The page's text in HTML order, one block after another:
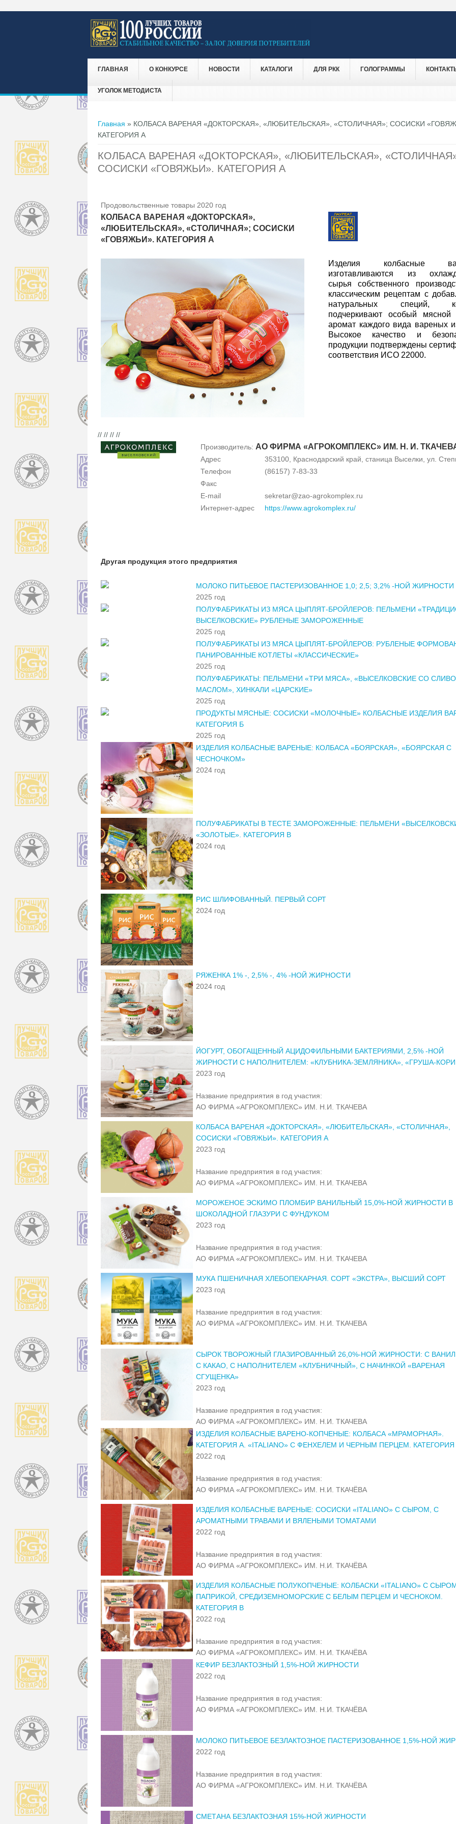
ГЛАВНАЯ О КОНКУРСЕ НОВОСТИ КАТАЛОГИ ДЛЯ РКК ГОЛОГРАММЫ
УГОЛОК МЕТОДИСТА
Вы здесь
Главная » КОЛБАСА ВАРЕНАЯ «ДОКТОРСКАЯ», «ЛЮБИТЕЛЬСКАЯ», «СТОЛИЧНАЯ»; СОСИСКИ
КАТЕГОРИЯ А
КОЛБАСА ВАРЕНАЯ «ДОКТОРСКАЯ», «ЛЮБИТЕЛЬСКАЯ»,
СОСИСКИ «ГОВЯЖЬИ». КАТЕГОРИЯ А
Продовольственные товары 2020 год
КОЛБАСА ВАРЕНАЯ «ДОКТОРСКАЯ»,
«ЛЮБИТЕЛЬСКАЯ», «СТОЛИЧНАЯ»; СОСИСКИ
«ГОВЯЖЬИ». КАТЕГОРИЯ А
Изделия колбасные
изготавливаются из
сырья собственного
классическим рецептам с
натуральных специй,
подчеркивают особый мясной
аромат каждого вида вареных
Высокое качество и
продукции подтверждены
соответствия ИСО 22000.
// // // //
Производитель: АО ФИРМА «АГРОКОМПЛЕКС» ИМ. Н. И.
Адрес
353100, Краснодарский край, станица Выселки, ул.
Телефон
(86157) 7-83-33
Факс
E-mail
sekretar@zao-agrokomplex.ru
Интернет-адрес
https://www.agrokomplex.ru/
Другая продукция этого предприятия
МОЛОКО ПИТЬЕВОЕ ПАСТЕРИЗОВАННОЕ 1,0; 2,5; 3,2% -НОЙ ЖИРНОСТИ
2025 год
ПОЛУФАБРИКАТЫ ИЗ МЯСА ЦЫПЛЯТ-БРОЙЛЕРОВ: ПЕЛЬМЕНИ
ВЫСЕЛКОВСКИЕ» РУБЛЕНЫЕ ЗАМОРОЖЕННЫЕ
2025 год
ПОЛУФАБРИКАТЫ ИЗ МЯСА ЦЫПЛЯТ-БРОЙЛЕРОВ: РУБЛЕНЫЕ
ПАНИРОВАННЫЕ КОТЛЕТЫ «КЛАССИЧЕСКИЕ»
2025 год
ПОЛУФАБРИКАТЫ: ПЕЛЬМЕНИ «ТРИ МЯСА», «ВЫСЕЛКОВСКИЕ СО
МАСЛОМ», ХИНКАЛИ «ЦАРСКИЕ»
2025 год
ПРОДУКТЫ МЯСНЫЕ: СОСИСКИ «МОЛОЧНЫЕ» КОЛБАСНЫЕ ИЗДЕЛИЯ
КАТЕГОРИЯ Б
2025 год
ИЗДЕЛИЯ КОЛБАСНЫЕ ВАРЕНЫЕ: КОЛБАСА «БОЯРСКАЯ», «БОЯРСКАЯ С
ЧЕСНОЧКОМ»
2024 год
ПОЛУФАБРИКАТЫ В ТЕСТЕ ЗАМОРОЖЕННЫЕ: ПЕЛЬМЕНИ
«ЗОЛОТЫЕ». КАТЕГОРИЯ В
2024 год
РИС ШЛИФОВАННЫЙ. ПЕРВЫЙ СОРТ
2024 год
РЯЖЕНКА 1% -, 2,5% -, 4% -НОЙ ЖИРНОСТИ
2024 год
ЙОГУРТ, ОБОГАЩЕННЫЙ АЦИДОФИЛЬНЫМИ БАКТЕРИЯМИ, 2,5% -НОЙ
ЖИРНОСТИ С НАПОЛНИТЕЛЕМ: «КЛУБНИКА-ЗЕМЛЯНИКА», «ГРУША-
2023 год
Название предприятия в год участия:
АО ФИРМА «АГРОКОМПЛЕКС» ИМ. Н.И. ТКАЧЕВА
КОЛБАСА ВАРЕНАЯ «ДОКТОРСКАЯ», «ЛЮБИТЕЛЬСКАЯ», «СТОЛИЧНАЯ»,
СОСИСКИ «ГОВЯЖЬИ». КАТЕГОРИЯ А
2023 год
Название предприятия в год участия:
АО ФИРМА «АГРОКОМПЛЕКС» ИМ. Н.И. ТКАЧЕВА
МОРОЖЕНОЕ ЭСКИМО ПЛОМБИР ВАНИЛЬНЫЙ 15,0%-НОЙ ЖИРНОСТИ В
ШОКОЛАДНОЙ ГЛАЗУРИ С ФУНДУКОМ
2023 год
Название предприятия в год участия:
АО ФИРМА «АГРОКОМПЛЕКС» ИМ. Н.И. ТКАЧЕВА
МУКА ПШЕНИЧНАЯ ХЛЕБОПЕКАРНАЯ. СОРТ «ЭКСТРА», ВЫСШИЙ СОРТ
2023 год
Название предприятия в год участия:
АО ФИРМА «АГРОКОМПЛЕКС» ИМ. Н.И. ТКАЧЕВА
СЫРОК ТВОРОЖНЫЙ ГЛАЗИРОВАННЫЙ 26,0%-НОЙ ЖИРНОСТИ: С
С КАКАО, С НАПОЛНИТЕЛЕМ «КЛУБНИЧНЫЙ», С НАЧИНКОЙ «ВАРЕНАЯ
СГУЩЕНКА»
2023 год
Название предприятия в год участия:
АО ФИРМА «АГРОКОМПЛЕКС» ИМ. Н.И. ТКАЧЕВА
ИЗДЕЛИЯ КОЛБАСНЫЕ ВАРЕНО-КОПЧЕНЫЕ: КОЛБАСА «МРАМОРНАЯ».
КАТЕГОРИЯ А. «ITALIANO» С ФЕНХЕЛЕМ И ЧЕРНЫМ ПЕРЦЕМ. КАТЕГОРИЯ
2022 год
Название предприятия в год участия:
АО ФИРМА «АГРОКОМПЛЕКС» ИМ. Н.И. ТКАЧЁВА
ИЗДЕЛИЯ КОЛБАСНЫЕ ВАРЕНЫЕ: СОСИСКИ «ITALIANO» С СЫРОМ, С
АРОМАТНЫМИ ТРАВАМИ И ВЯЛЕНЫМИ ТОМАТАМИ
2022 год
Название предприятия в год участия:
АО ФИРМА «АГРОКОМПЛЕКС» ИМ. Н.И. ТКАЧЁВА
ИЗДЕЛИЯ КОЛБАСНЫЕ ПОЛУКОПЧЕНЫЕ: КОЛБАСКИ «ITALIANO» С
ПАПРИКОЙ, СРЕДИЗЕМНОМОРСКИЕ С БЕЛЫМ ПЕРЦЕМ И ЧЕСНОКОМ.
КАТЕГОРИЯ В
2022 год
Название предприятия в год участия:
АО ФИРМА «АГРОКОМПЛЕКС» ИМ. Н.И. ТКАЧЁВА
КЕФИР БЕЗЛАКТОЗНЫЙ 1,5%-НОЙ ЖИРНОСТИ
2022 год
Название предприятия в год участия:
АО ФИРМА «АГРОКОМПЛЕКС» ИМ. Н.И. ТКАЧЁВА
МОЛОКО ПИТЬЕВОЕ БЕЗЛАКТОЗНОЕ ПАСТЕРИЗОВАННОЕ 1,5%-НОЙ
2022 год
Название предприятия в год участия:
АО ФИРМА «АГРОКОМПЛЕКС» ИМ. Н.И. ТКАЧЁВА
СМЕТАНА БЕЗЛАКТОЗНАЯ 15%-НОЙ ЖИРНОСТИ